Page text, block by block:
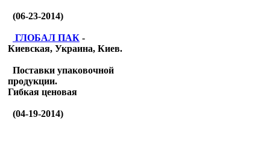
(06-23-2014)
ГЛОБАЛ ПАК -
Киевская, Украина, Киев.
Поставки упаковочной
продукции.
Гибкая ценовая
(04-19-2014)